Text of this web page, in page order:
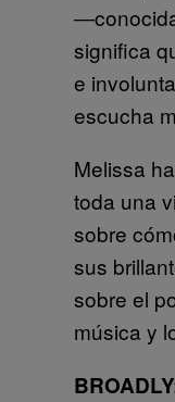
significa
e
escucha
Melissa
toda una
sobre
sus
sobre el
música y